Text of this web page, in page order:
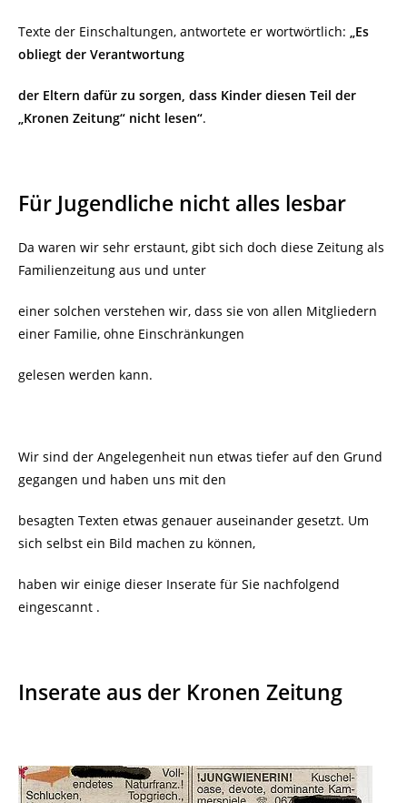
Texte der Einschaltungen, antwortete er wortwörtlich: „Es
obliegt der Verantwortung
der Eltern dafür zu sorgen, dass Kinder diesen Teil der
„Kronen Zeitung“ nicht lesen“.
Für Jugendliche nicht alles lesbar
Da waren wir sehr erstaunt, gibt sich doch diese Zeitung als
Familienzeitung aus und unter
einer solchen verstehen wir, dass sie von allen Mitgliedern
einer Familie, ohne Einschränkungen
gelesen werden kann.
Wir sind der Angelegenheit nun etwas tiefer auf den Grund
gegangen und haben uns mit den
besagten Texten etwas genauer auseinander gesetzt. Um
sich selbst ein Bild machen zu können,
haben wir einige dieser Inserate für Sie nachfolgend
eingescannt .
Inserate aus der Kronen Zeitung